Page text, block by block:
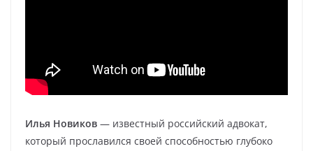
Илья Новиков — известный российский адвокат,
который прославился своей способностью глубоко